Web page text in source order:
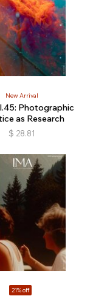
New Arrival
Photographic
as Research
$ 28.81
21% off